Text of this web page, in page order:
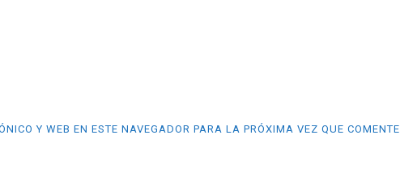
Y WEB EN ESTE NAVEGADOR PARA LA PRÓXIMA VEZ QUE COMENTE.